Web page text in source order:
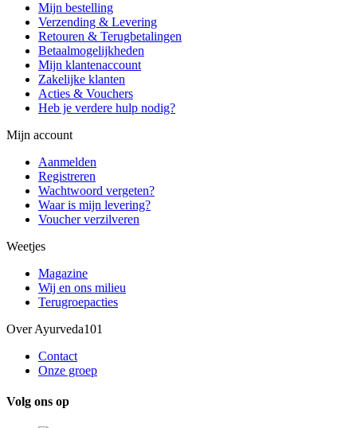
Mijn bestelling
Verzending & Levering
Retouren & Terugbetalingen
Betaalmogelijkheden
Mijn klantenaccount
Zakelijke klanten
Acties & Vouchers
Heb je verdere hulp nodig?
Mijn account
Aanmelden
Registreren
Wachtwoord vergeten?
Waar is mijn levering?
Voucher verzilveren
Weetjes
Magazine
Wij en ons milieu
Terugroepacties
Over Ayurveda101
Contact
Onze groep
Volg ons op